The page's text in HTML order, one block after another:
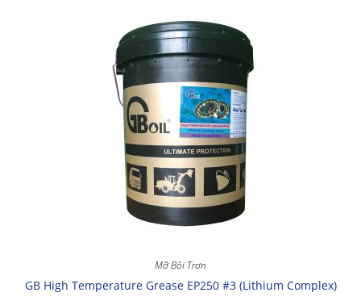
Mỡ Bôi Trơn
GB High Temperature Grease EP250 #3 (Lithium Complex)